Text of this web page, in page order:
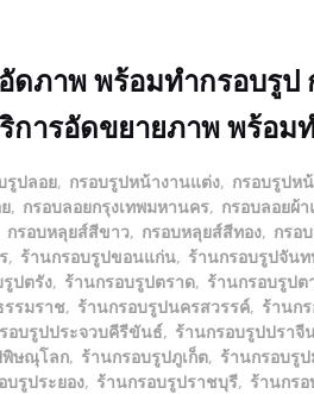
ดภาพ พร้อมทำกรอบรู
ารอัดขยายภาพ พร้อม
รูปลอย, กรอบรูปหน้างานแต่ง, กรอบรูปห
, กรอบลอยกรุงเทพมหานคร, กรอบลอยผ้
กรอบหลุยส์สีขาว, กรอบหลุยส์สีทอง, กรอ
, ร้านกรอบรูปขอนแก่น, ร้านกรอบรูปจัน
ปตรัง, ร้านกรอบรูปตราด, ร้านกรอบรูปต
รมราช, ร้านกรอบรูปนครสวรรค์, ร้านก
อบรูปประจวบคีรีขันธ์, ร้านกรอบรูปปราจี
พิษณุโลก, ร้านกรอบรูปภูเก็ต, ร้านกรอบรู
บรูประยอง, ร้านกรอบรูปราชบุรี, ร้านกร